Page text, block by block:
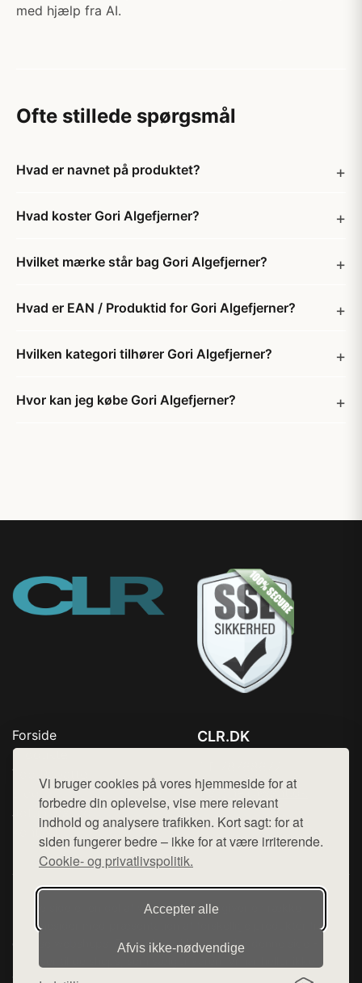
Vi bruger cookies på vores hjemmeside for at
forbedre din oplevelse, vise mere relevant
indhold og analysere trafikken. Kort sagt: for at
siden fungerer bedre – ikke for at være irriterende.
Cookie- og privatlivspolitik.
Accepter alle
Afvis ikke‑nødvendige
med hjælp fra AI.
Ofte stillede spørgsmål
Hvad er navnet på produktet?
Hvad koster Gori Algefjerner?
Hvilket mærke står bag Gori Algefjerner?
Hvad er EAN / Produktid for Gori Algefjerner?
Hvilken kategori tilhører Gori Algefjerner?
Hvor kan jeg købe Gori Algefjerner?
Forside
Produkter
Top Rabatter
Jotun maling
Kontakt
CLR.DK
Mail:hej@want.dk
Cookie- og privatlivspolitik
Denne side er en del af want.dk, der udgiver en række
hjemmesider med præsentation af forskellige produkter fra
diverse webshops. Der sælges ikke varer fra denne side - vi
henviser til de shops, som sælger varen. Vi har heller ikke
varerne på lager.